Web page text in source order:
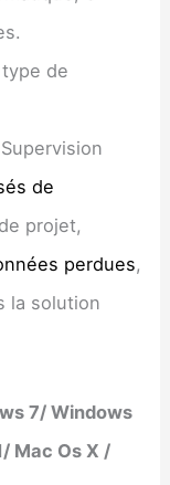
de
de
projet,
perdues,
la solution
7/ Windows
Mac Os X /